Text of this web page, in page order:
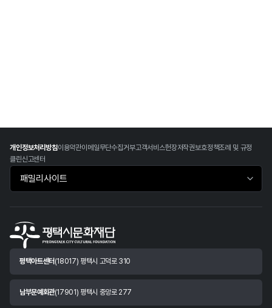
개인정보처리방침이용약관이메일무단수집거부고객서비스헌장저작권보호정책조례 및 규정
클린신고센터
패밀리사이트 바로가기
평택아트센터 (18017) 평택시 고덕로 310
남부문예회관(17901) 평택시 중앙로 277